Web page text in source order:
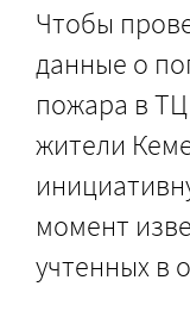
Чтобы
данные о
пожара в
жители
момент
учтенных в